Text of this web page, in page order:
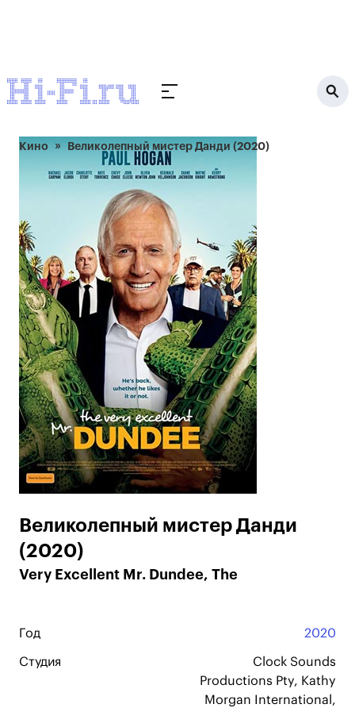
Кино Великолепный мистер Данди (2020)
Великолепный мистер Данди
(2020)
Very Excellent Mr. Dundee, The
Год 2020
Студия
Clock Sounds
Productions Pty, Kathy
Morgan International,